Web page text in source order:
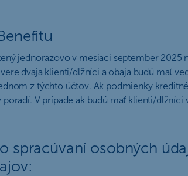
jednorazovo v mesiaci september 2025
dvaja klienti/dlžníci a obaja budú mať
z týchto účtov. Ak podmienky
poradí. V prípade ak budú mať klienti/
spracúvaní osobných